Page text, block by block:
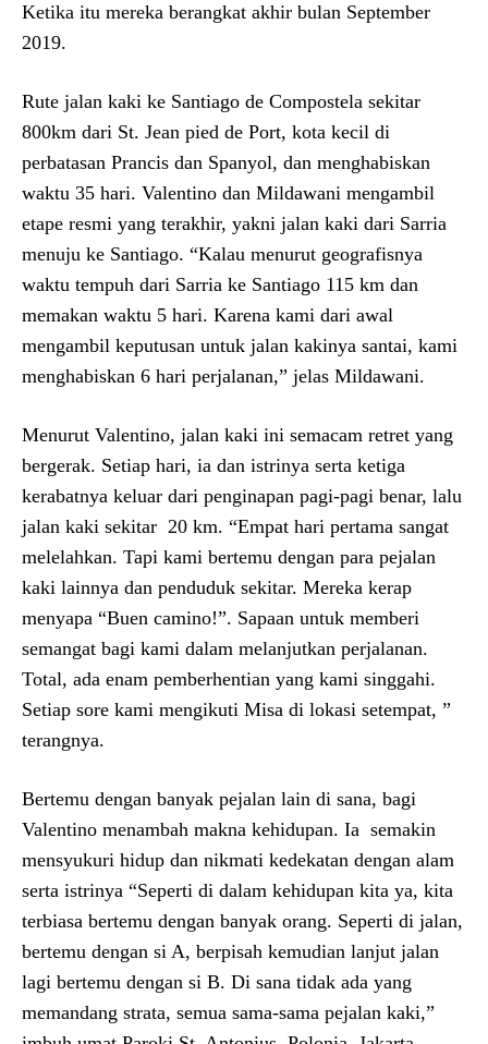
Ketika itu mereka berangkat akhir bulan September
2019.
Rute jalan kaki ke Santiago de Compostela sekitar
800km dari St. Jean pied de Port, kota kecil di
perbatasan Prancis dan Spanyol, dan menghabiskan
waktu 35 hari. Valentino dan Mildawani mengambil
etape resmi yang terakhir, yakni jalan kaki dari Sarria
menuju ke Santiago. “Kalau menurut geografisnya
waktu tempuh dari Sarria ke Santiago 115 km dan
memakan waktu 5 hari. Karena kami dari awal
mengambil keputusan untuk jalan kakinya santai, kami
menghabiskan 6 hari perjalanan,” jelas Mildawani.
Menurut Valentino, jalan kaki ini semacam retret yang
bergerak. Setiap hari, ia dan istrinya serta ketiga
kerabatnya keluar dari penginapan pagi-pagi benar, lalu
jalan kaki sekitar 20 km. “Empat hari pertama sangat
melelahkan. Tapi kami bertemu dengan para pejalan
kaki lainnya dan penduduk sekitar. Mereka kerap
menyapa “Buen camino!”. Sapaan untuk memberi
semangat bagi kami dalam melanjutkan perjalanan.
Total, ada enam pemberhentian yang kami singgahi.
Setiap sore kami mengikuti Misa di lokasi setempat, ”
terangnya.
Bertemu dengan banyak pejalan lain di sana, bagi
Valentino menambah makna kehidupan. Ia semakin
mensyukuri hidup dan nikmati kedekatan dengan alam
serta istrinya “Seperti di dalam kehidupan kita ya, kita
terbiasa bertemu dengan banyak orang. Seperti di jalan,
bertemu dengan si A, berpisah kemudian lanjut jalan
lagi bertemu dengan si B. Di sana tidak ada yang
memandang strata, semua sama-sama pejalan kaki,”